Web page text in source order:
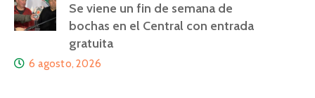
Se viene un fin de semana de
bochas en el Central con entrada
gratuita
6 agosto, 2026